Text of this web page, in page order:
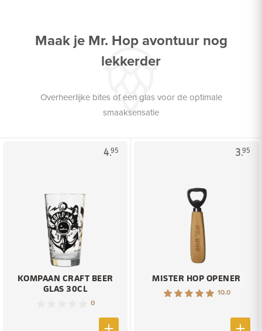
Maak je Mr. Hop avontuur nog
lekkerder
Overheerlijke bites of een glas voor de optimale
smaaksensatie
4.95
KOMPAAN CRAFT BEER
GLAS 30CL
0
3.95
MISTER HOP OPENER
10.0